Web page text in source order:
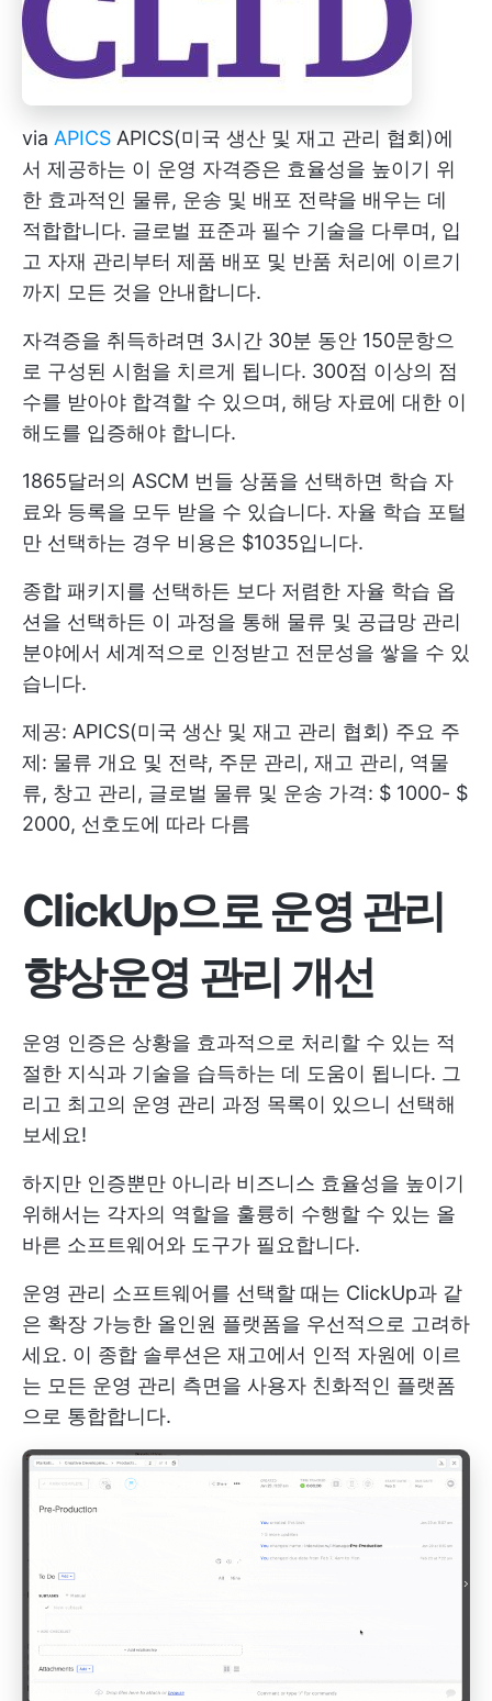
via APICS APICS(미국 생산 및 재고 관리 협회)에
서 제공하는 이 운영 자격증은 효율성을 높이기 위
한 효과적인 물류, 운송 및 배포 전략을 배우는 데
적합합니다. 글로벌 표준과 필수 기술을 다루며, 입
고 자재 관리부터 제품 배포 및 반품 처리에 이르기
까지 모든 것을 안내합니다.
자격증을 취득하려면 3시간 30분 동안 150문항으
로 구성된 시험을 치르게 됩니다. 300점 이상의 점
수를 받아야 합격할 수 있으며, 해당 자료에 대한 이
해도를 입증해야 합니다.
1865달러의 ASCM 번들 상품을 선택하면 학습 자
료와 등록을 모두 받을 수 있습니다. 자율 학습 포털
만 선택하는 경우 비용은 $1035입니다.
종합 패키지를 선택하든 보다 저렴한 자율 학습 옵
션을 선택하든 이 과정을 통해 물류 및 공급망 관리
분야에서 세계적으로 인정받고 전문성을 쌓을 수 있
습니다.
제공: APICS(미국 생산 및 재고 관리 협회) 주요 주
제: 물류 개요 및 전략, 주문 관리, 재고 관리, 역물
류, 창고 관리, 글로벌 물류 및 운송 가격: $ 1000- $
2000, 선호도에 따라 다름
ClickUp으로 운영 관리
향상운영 관리 개선
운영 인증은 상황을 효과적으로 처리할 수 있는 적
절한 지식과 기술을 습득하는 데 도움이 됩니다. 그
리고 최고의 운영 관리 과정 목록이 있으니 선택해
보세요!
하지만 인증뿐만 아니라 비즈니스 효율성을 높이기
위해서는 각자의 역할을 훌륭히 수행할 수 있는 올
바른 소프트웨어와 도구가 필요합니다.
운영 관리 소프트웨어를 선택할 때는 ClickUp과 같
은 확장 가능한 올인원 플랫폼을 우선적으로 고려하
세요. 이 종합 솔루션은 재고에서 인적 자원에 이르
는 모든 운영 관리 측면을 사용자 친화적인 플랫폼
으로 통합합니다.